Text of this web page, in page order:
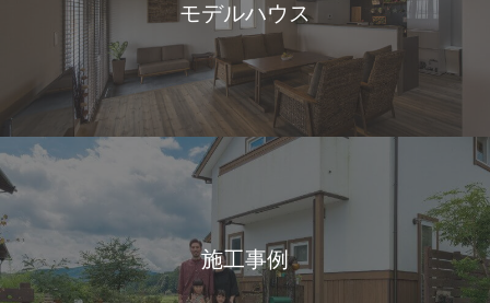
モデルハウス
施工事例